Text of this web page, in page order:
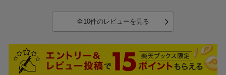
全10件のレビューを見る